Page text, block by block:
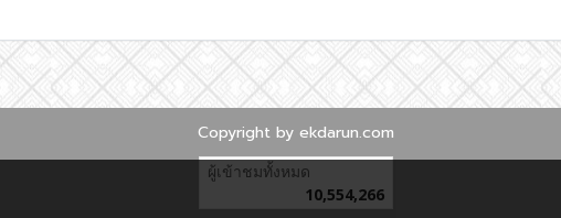
Copyright by ekdarun.com
ผู้เข้าชมทั้งหมด
10,554,266